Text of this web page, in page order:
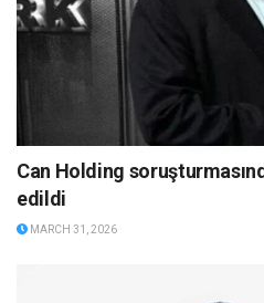
Can Holding
edildi
MARCH 31, 2026